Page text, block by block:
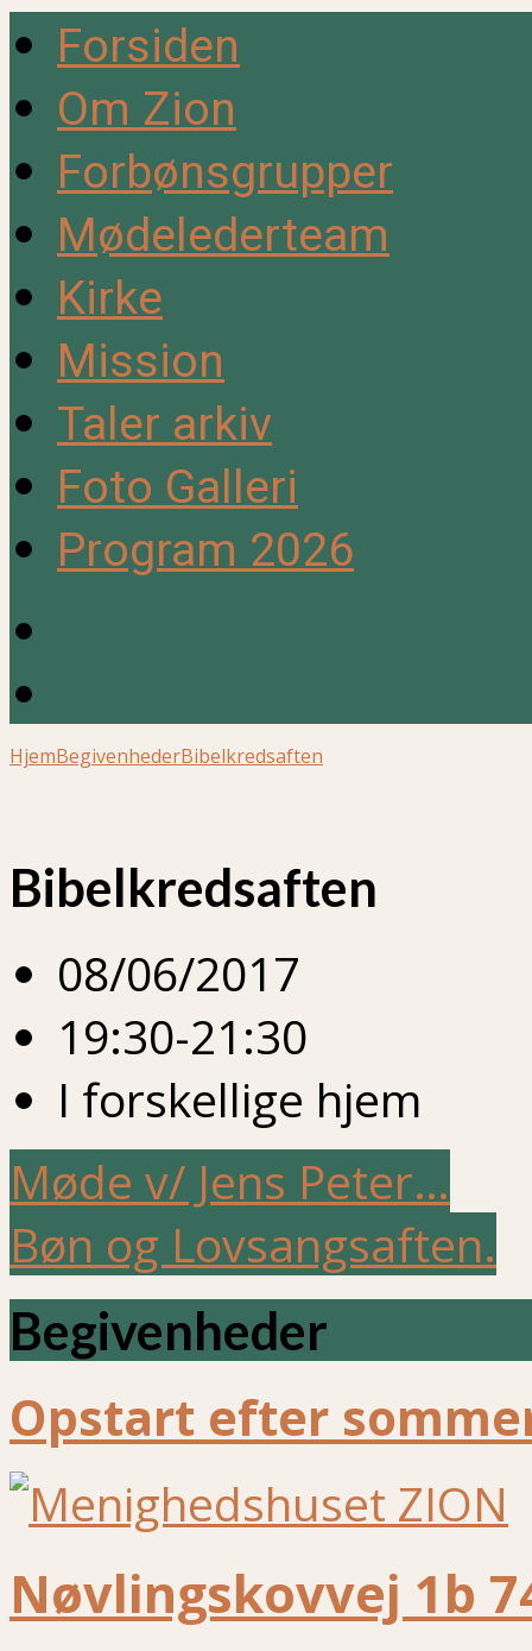
Forsiden
Om Zion
Forbønsgrupper
Mødelederteam
Kirke
Mission
Taler arkiv
Foto Galleri
Program 2026
HjemBegivenhederBibelkredsaften
Bibelkredsaften
08/06/2017
19:30-21:30
I forskellige hjem
Møde v/ Jens Peter…
Bøn og Lovsangsaften.
Begivenheder
Opstart efter
Nøvlingskovvej 1b